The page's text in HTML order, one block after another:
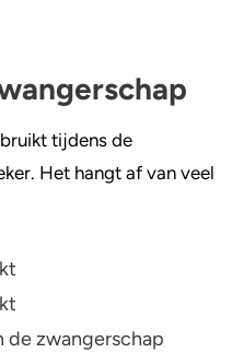
tijdens de
Het hangt af van veel
de zwangerschap